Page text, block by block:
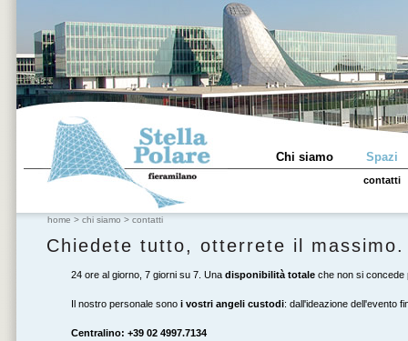
Chi siamo Spazi
contatti
home > chi siamo > contatti
Chiedete tutto, otterrete il massimo.
24 ore al giorno, 7 giorni su 7. Una disponibilità totale che non si concede
Il nostro personale sono i vostri angeli custodi: dall'ideazione dell'evento
Centralino: +39 02 4997.7134